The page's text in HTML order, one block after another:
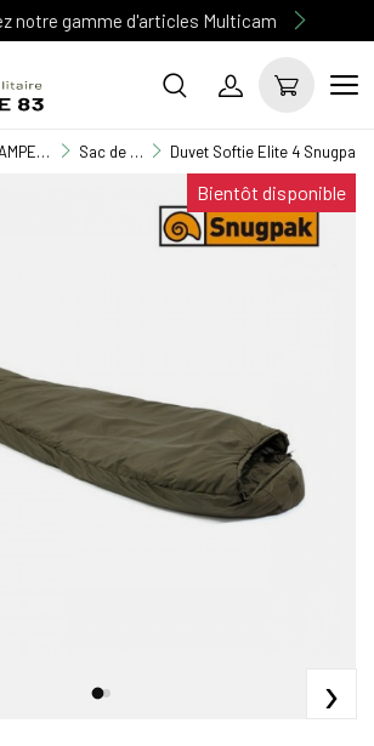
notre gamme d'articles Multicam
CAMPEMENT / BIVOUAC Sac de couchage Duvet Softie Elite 4 Snugpak
›
Bientôt disponible